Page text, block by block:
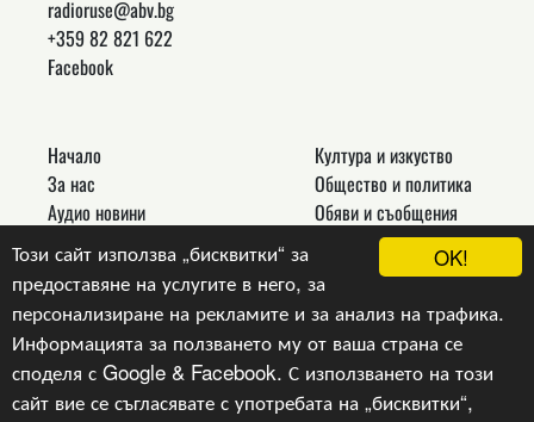
OK!
Този сайт използва „бисквитки“ за
предоставяне на услугите в него, за
персонализиране на рекламите и за анализ на трафика.
Информацията за ползването му от ваша страна се
споделя с Google & Facebook. С използването на този
сайт вие се съгласявате с употребата на „бисквитки“,
radioruse@abv.bg
+359 82 821 622
Facebook
Начало
За нас
Аудио новини
Реклама
Връзки
Контакти
Култура и изкуство
Общество и политика
Обяви и съобщения
Новини
Други
Copyright © 2024, v.1.0,Радио Русе, Уеб Дизайн и